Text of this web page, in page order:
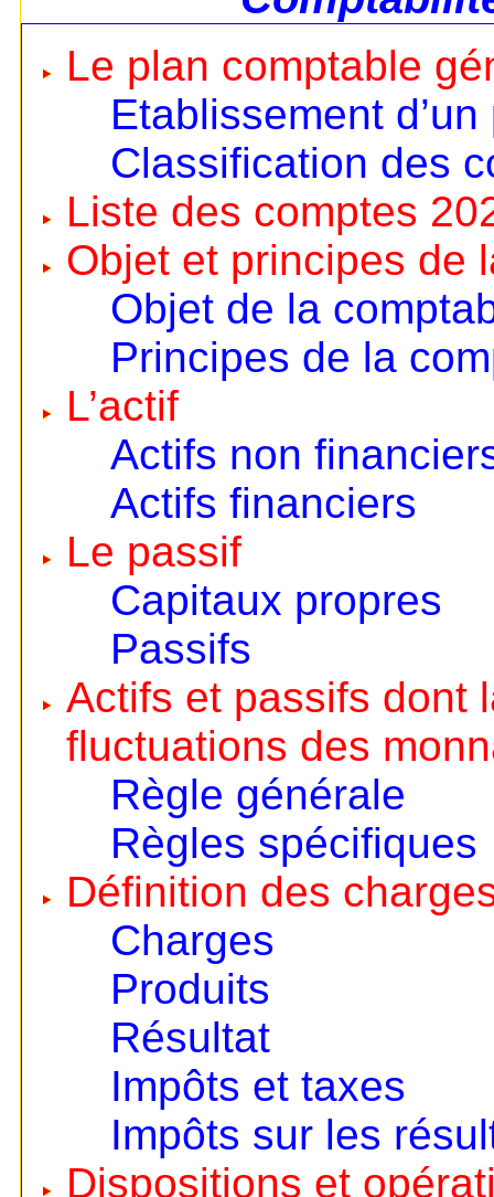
Le plan comptable
Etablissement
Classification des
Liste des comptes
Objet et principes de
Objet de la
Principes de la
L’actif
Actifs non
Actifs financiers
Le passif
Capitaux propres
Passifs
Actifs et passifs dont
fluctuations des
Règle générale
Règles spécifiques
Définition des
Charges
Produits
Résultat
Impôts et taxes
Impôts sur les
Dispositions et